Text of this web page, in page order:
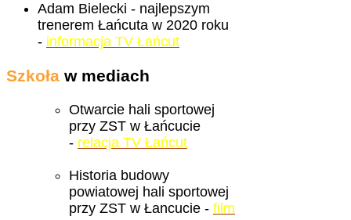
Adam Bielecki - najlepszym
trenerem Łańcuta w 2020 roku
- informacja TV Łańcut
Szkoła w mediach
Otwarcie hali sportowej
przy ZST w Łańcucie
- relacja TV Łańcut
Historia budowy
powiatowej hali sportowej
przy ZST w Łancucie - film